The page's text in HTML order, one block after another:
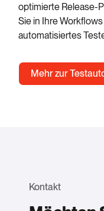
optimierte Release-
Sie in Ihre
automatisiertes
Mehr zur
Kontakt